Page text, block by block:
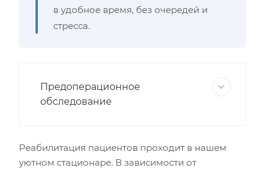
в удобное время, без очередей и
стресса.
Предоперационное
обследование
Реабилитация пациентов проходит в нашем
уютном стационаре. В зависимости от